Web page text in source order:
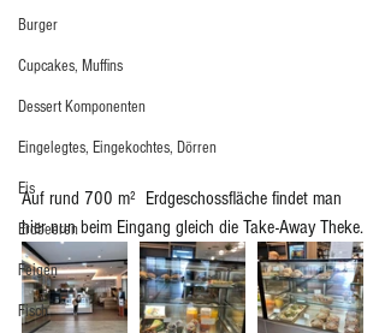
Burger
Cupcakes, Muffins
Dessert Komponenten
Eingelegtes, Eingekochtes, Dörren
Eis
Erdbeeren
Feigen
Fisch
Auf rund 700 m²  Erdgeschossfläche findet man
hier nun beim Eingang gleich die Take-Away Theke.